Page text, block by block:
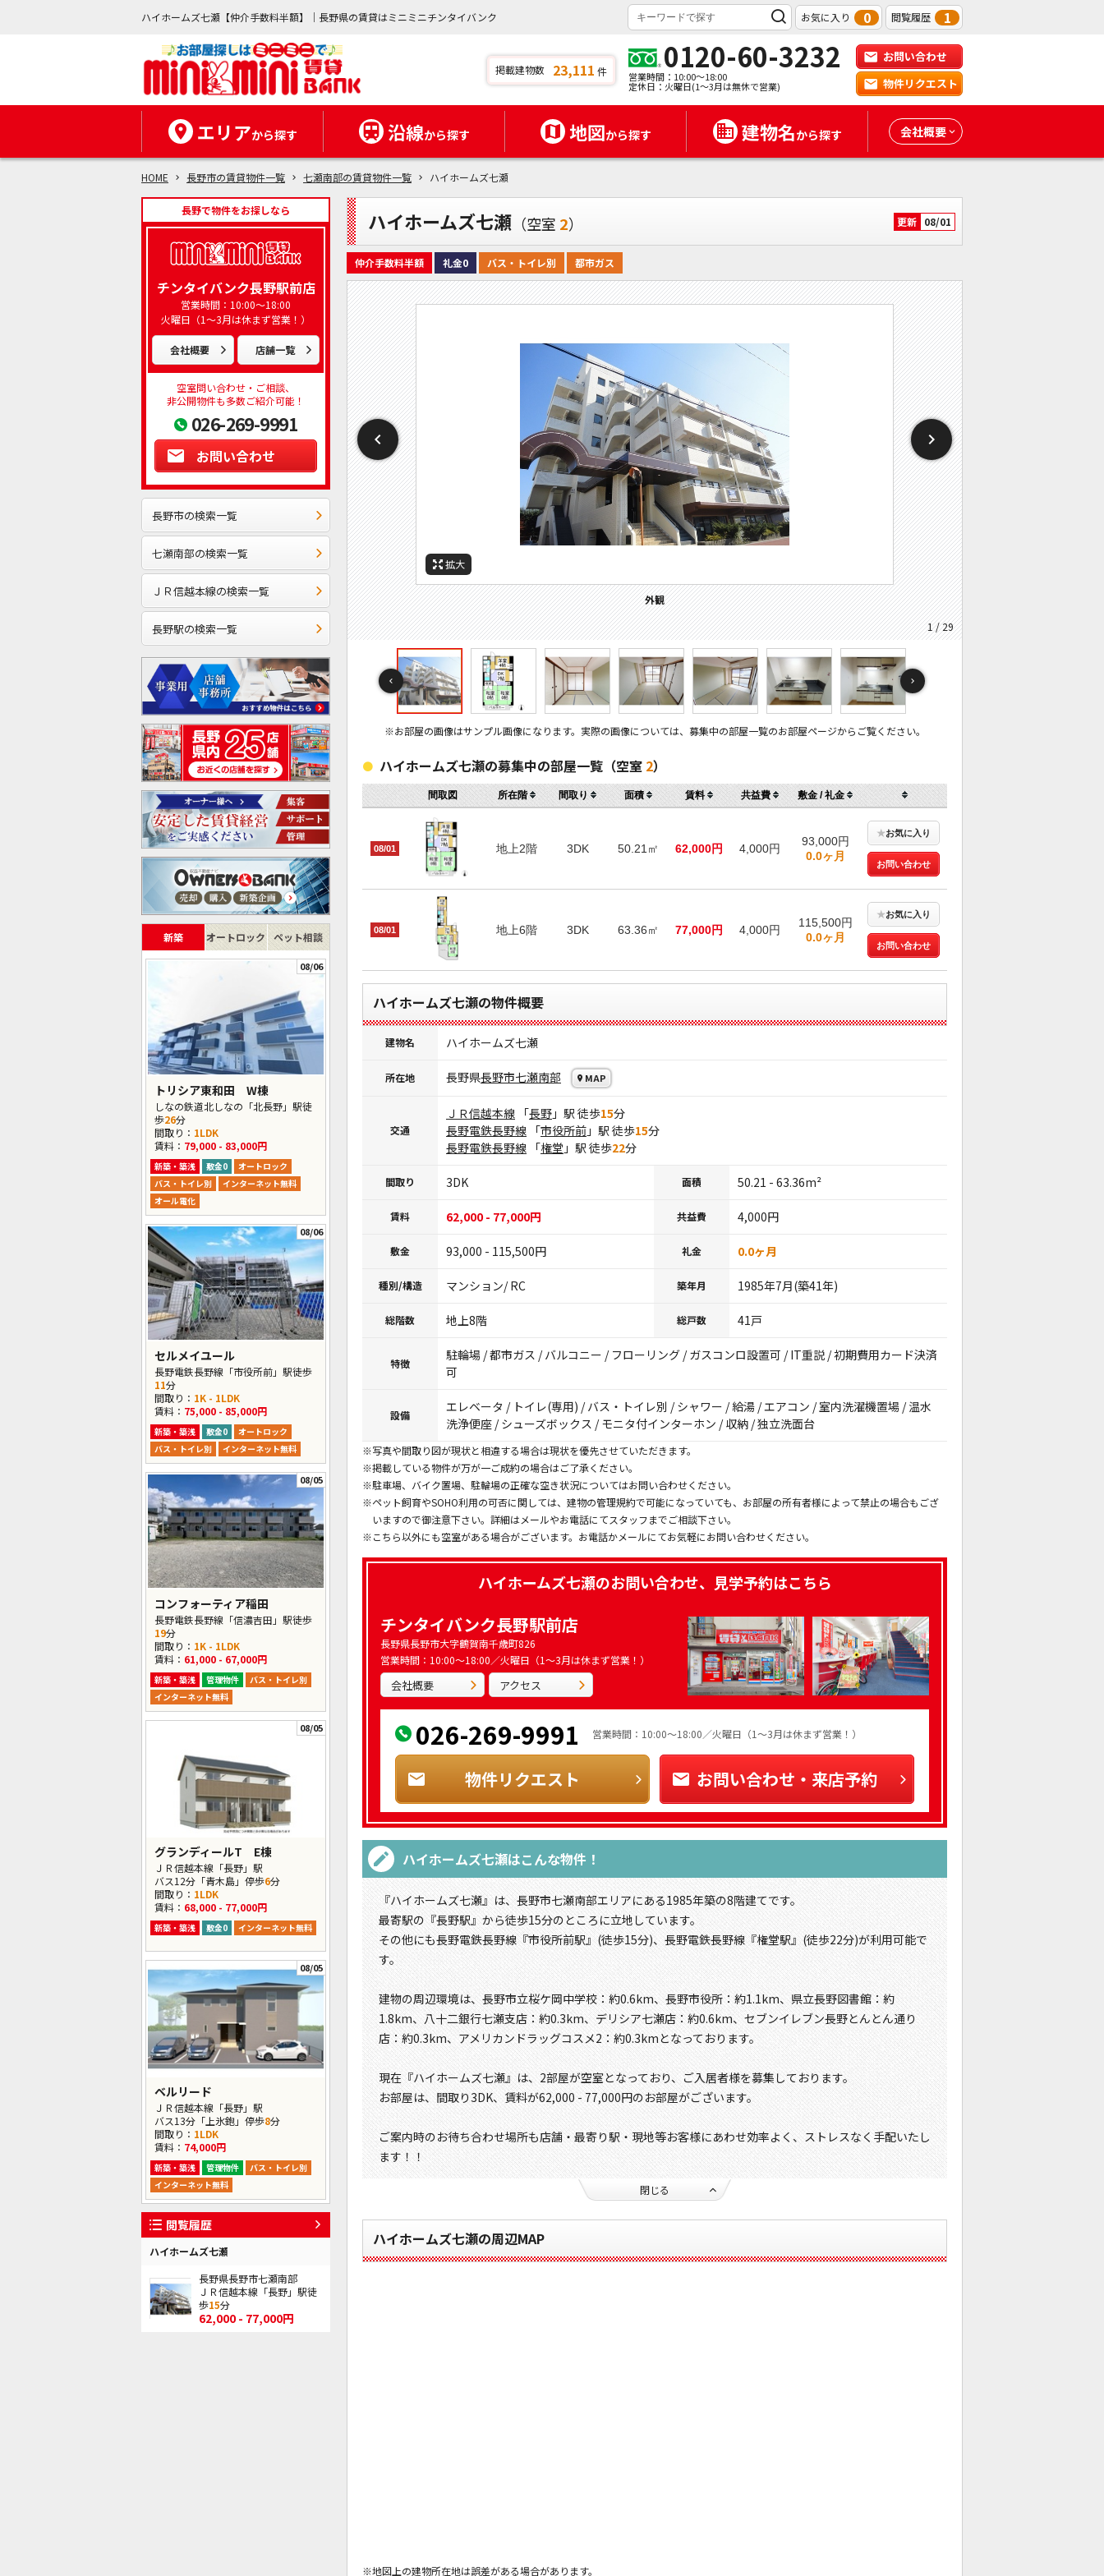
ハイホームズ七瀬【仲介手数料半額】｜長野県の賃貸はミニミニチンタイバンク お気に入り 0 閲覧履歴 1
掲載建物数 23,111 件 0120-60-3232
営業時間：10:00～18:00
定休日：火曜日(1～3月は無休で営業)
お問い合わせ
物件リクエスト
エリアから探す 沿線から探す 地図から探す 建物名から探す 会社概要
HOME 長野市の賃貸物件一覧 七瀬南部の賃貸物件一覧 ハイホームズ七瀬
長野で物件をお探しなら
チンタイバンク長野駅前店
営業時間：10:00～18:00
火曜日（1～3月は休まず営業！）
会社概要 店舗一覧
空室問い合わせ・ご相談、
非公開物件も多数ご紹介可能！
026-269-9991
お問い合わせ
長野市の検索一覧
七瀬南部の検索一覧
ＪＲ信越本線の検索一覧
長野駅の検索一覧
新築 オートロック ペット相談
08/06
トリシア東和田 W棟
しなの鉄道北しなの「北長野」駅徒
歩26分
間取り： 1LDK
賃料： 79,000 - 83,000円
新築・築浅 敷金0
オートロック
バス・トイレ別
インターネット無料
オール電化
08/06
セルメイユール
長野電鉄長野線「市役所前」駅徒歩
11分
間取り： 1K - 1LDK
賃料： 75,000 - 85,000円
新築・築浅 敷金0
オートロック
バス・トイレ別
インターネット無料
08/05
コンフォーティア稲田
長野電鉄長野線「信濃吉田」駅徒歩
19分
間取り： 1K - 1LDK
賃料： 61,000 - 67,000円
新築・築浅 管理物件
バス・トイレ別
インターネット無料
08/05
グランディールT E棟
ＪＲ信越本線「長野」駅
バス12分「青木島」停歩6分
間取り： 1LDK
賃料： 68,000 - 77,000円
新築・築浅 敷金0 インターネット無料
08/05
ベルリード
ＪＲ信越本線「長野」駅
バス13分「上氷鉋」停歩8分
間取り： 1LDK
賃料： 74,000円
新築・築浅 管理物件
バス・トイレ別
インターネット無料
閲覧履歴
ハイホームズ七瀬
長野県長野市七瀬南部
ＪＲ信越本線「長野」駅徒
歩15分
62,000 - 77,000円
ハイホームズ七瀬 （空室 2） 更新 08/01
仲介手数料半額 礼金0 バス・トイレ別 都市ガス
拡大
外観
1 / 29
拡大
間取
間取り
拡大
居間
拡大
居間
拡大
居間
拡大
キッチン
拡大
キッチン
拡大
キッチン
拡大
寝室
拡大
寝室
拡大
寝室
拡大
風呂
拡大
風呂
拡大
トイレ
拡大
収納
拡大
洗面
拡大
バルコニー
拡大
設備
拡大
玄関
拡大
玄関
拡大
その他画像
拡大
その他画像
拡大
セキュリティ
拡大
周辺施設：ドラックストア
拡大
周辺施設：コンビニ
拡大
周辺施設：スーパー
拡大
周辺施設：銀行
拡大
周辺施設：役所
拡大
周辺施設：中学校
学区はご確認ください
※お部屋の画像はサンプル画像になります。実際の画像については、募集中の部屋一覧のお部屋ページからご覧ください。
ハイホームズ七瀬の募集中の部屋一覧（空室 2）
間取図 所在階 間取り 面積 賃料 共益費 敷金 / 礼金
08/01 地上2階 3DK 50.21㎡ 62,000円 4,000円
93,000円
0.0ヶ月
★お気に入り
お問い合わせ
08/01 地上6階 3DK 63.36㎡ 77,000円 4,000円
115,500円
0.0ヶ月
★お気に入り
お問い合わせ
ハイホームズ七瀬の物件概要
建物名 ハイホームズ七瀬
所在地 長野県長野市七瀬南部 MAP
交通
ＪＲ信越本線 「長野 」駅 徒歩15分
長野電鉄長野線 「市役所前 」駅 徒歩15分
長野電鉄長野線 「権堂 」駅 徒歩22分
間取り 3DK 面積 50.21 - 63.36m²
賃料 62,000 - 77,000円 共益費 4,000円
敷金 93,000 - 115,500円 礼金 0.0ヶ月
種別/構造 マンション/ RC 築年月 1985年7月(築41年)
総階数 地上8階 総戸数 41戸
特徴
駐輪場 / 都市ガス / バルコニー / フローリング / ガスコンロ設置可 / IT重説 / 初期費用カード決済
可
設備
エレベータ / トイレ(専用) / バス・トイレ別 / シャワー / 給湯 / エアコン / 室内洗濯機置場 / 温水
洗浄便座 / シューズボックス / モニタ付インターホン / 収納 / 独立洗面台
※写真や間取り図が現状と相違する場合は現状を優先させていただきます。
※掲載している物件が万が一ご成約の場合はご了承ください。
※駐車場、バイク置場、駐輪場の正確な空き状況についてはお問い合わせください。
※ペット飼育やSOHO利用の可否に関しては、建物の管理規約で可能になっていても、お部屋の所有者様によって禁止の場合もござ
いますので御注意下さい。詳細はメールやお電話にてスタッフまでご相談下さい。
※こちら以外にも空室がある場合がございます。お電話かメールにてお気軽にお問い合わせください。
ハイホームズ七瀬のお問い合わせ、見学予約はこちら
チンタイバンク長野駅前店
長野県長野市大字鶴賀南千歳町826
営業時間：10:00～18:00／火曜日（1～3月は休まず営業！）
会社概要 アクセス
026-269-9991 営業時間：10:00～18:00／火曜日（1～3月は休まず営業！）
物件リクエスト お問い合わせ・来店予約
ハイホームズ七瀬はこんな物件！
『ハイホームズ七瀬』は、長野市七瀬南部エリアにある1985年築の8階建てです。
最寄駅の『長野駅』から徒歩15分のところに立地しています。
その他にも長野電鉄長野線『市役所前駅』(徒歩15分)、長野電鉄長野線『権堂駅』(徒歩22分)が利用可能で
す。
建物の周辺環境は、長野市立桜ケ岡中学校：約0.6km、長野市役所：約1.1km、県立長野図書館：約
1.8km、八十二銀行七瀬支店：約0.3km、デリシア七瀬店：約0.6km、セブンイレブン長野とんとん通り
店：約0.3km、アメリカンドラッグコスメ2：約0.3kmとなっております。
現在『ハイホームズ七瀬』は、2部屋が空室となっており、ご入居者様を募集しております。
お部屋は、間取り3DK、賃料が62,000 - 77,000円のお部屋がございます。
ご案内時のお待ち合わせ場所も店舗・最寄り駅・現地等お客様にあわせ効率よく、ストレスなく手配いたし
ます！！
閉じる
ハイホームズ七瀬の周辺MAP
※地図上の建物所在地は誤差がある場合があります。